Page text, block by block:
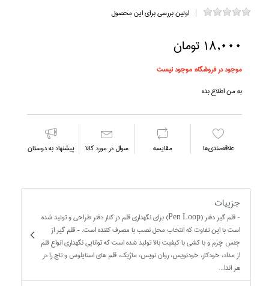
اولین بررسی برای این محصول
18,000 تومان
موجود در فروشگاه:موجود نیست
به من اطلاع بده
علاقه‌مندي‌ها مقايسه سوال در مورد كالا پیشنهاد به دوستان
جزییات
- قلم گير دفتر (Pen Loop) براي نگهداري قلم در کنار دفتر طراحي و توليد شده
است با اين تفاوت که انتخاب محل نصب با مصرف کننده است. - قلم گير از
جنس چرم و با کشي با کيفيت بالا توليد شده است که توانايي نگهداري انواع قلم
از مداد، خودکار، خودنويس، روان نويس، ماژيک، قلم هاي استايلوس و تاچ را در
هر اندا...